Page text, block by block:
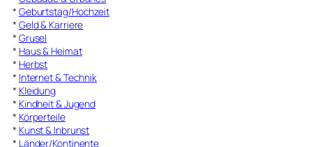
* Geburtstag/Hochzeit
* Geld & Karriere
* Grusel
* Haus & Heimat
* Herbst
* Internet & Technik
* Kleidung
* Kindheit & Jugend
* Körperteile
* Kunst & Inbrunst
* Länder/Kontinente